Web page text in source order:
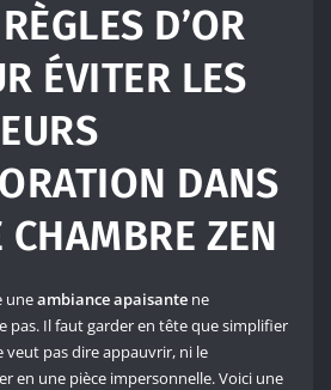
D’OR
ÉVITER LES
DANS
CHAMBRE ZEN
uneambiance apaisante ne
pas. Il faut garder en tête que simplifier
veut pas dire appauvrir, ni le
en une pièce impersonnelle. Voici une